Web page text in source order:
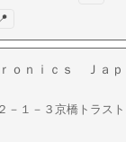
ｏｎｉｃｓ Ｊａ
２－１－３京橋トラス